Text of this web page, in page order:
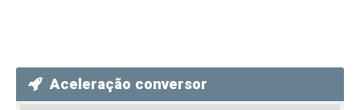
Aceleração conversor